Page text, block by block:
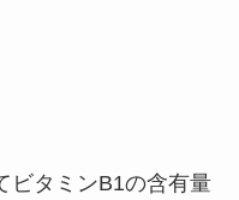
ビタミンB1の含有量